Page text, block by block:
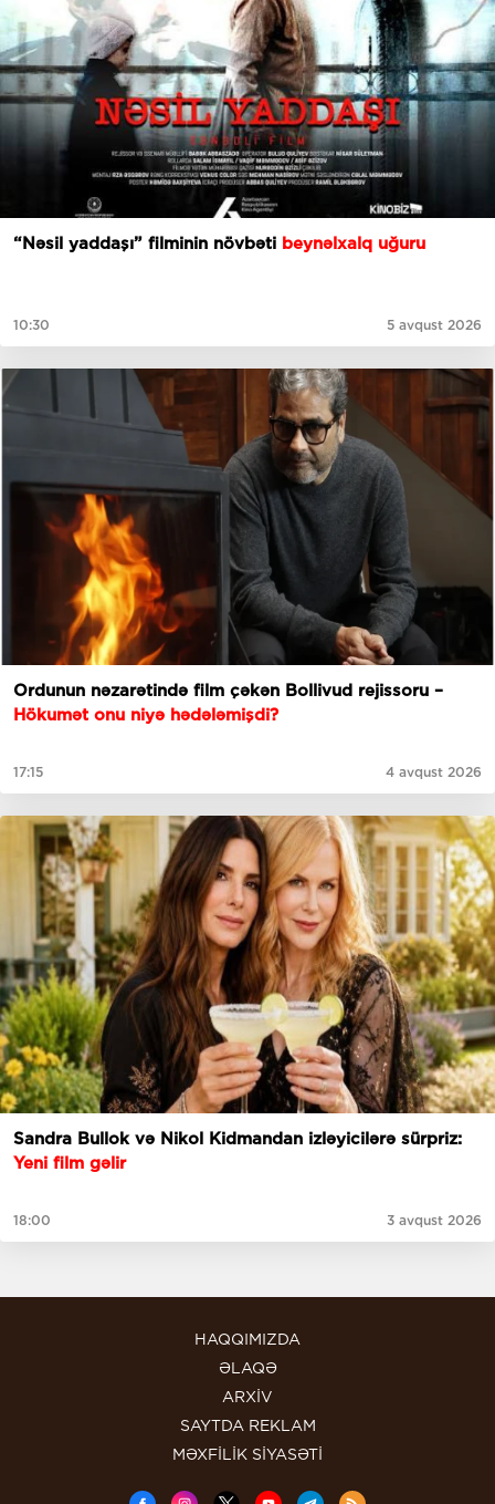
“Nəsil yaddaşı” filminin növbəti beynəlxalq uğuru
10:30 5 avqust 2026
Ordunun nəzarətində film çəkən Bollivud rejissoru –
Hökumət onu niyə hədələmişdi?
17:15 4 avqust 2026
Sandra Bullok və Nikol Kidmandan izləyicilərə sürpriz:
Yeni film gəlir
18:00 3 avqust 2026
HAQQIMIZDA
ƏLAQƏ
ARXİV
SAYTDA REKLAM
MƏXFİLİK SİYASƏTİ